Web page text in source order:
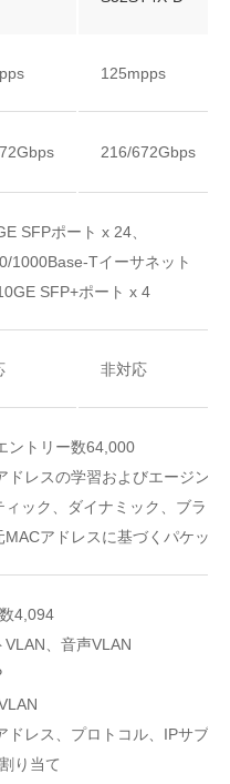
125mpps
216/672Gbps
SFPポート x 24、
1000Base-Tイーサネット
SFP+ポート x 4
非対応
ントリー数64,000
ドレスの学習およびエージング
ィック、ダイナミック、ブラ
MACアドレスに基づくパケッ
4,094
VLAN、音声VLAN
ドレス、プロトコル、IPサブ
り当て